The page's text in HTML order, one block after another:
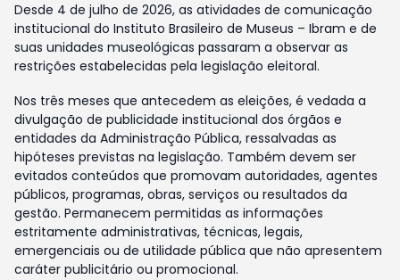
Desde 4 de julho de 2026, as atividades de comunicação
institucional do Instituto Brasileiro de Museus – Ibram e de
suas unidades museológicas passaram a observar as
restrições estabelecidas pela legislação eleitoral.
Nos três meses que antecedem as eleições, é vedada a
divulgação de publicidade institucional dos órgãos e
entidades da Administração Pública, ressalvadas as
hipóteses previstas na legislação. Também devem ser
evitados conteúdos que promovam autoridades, agentes
públicos, programas, obras, serviços ou resultados da
gestão. Permanecem permitidas as informações
estritamente administrativas, técnicas, legais,
emergenciais ou de utilidade pública que não apresentem
caráter publicitário ou promocional.